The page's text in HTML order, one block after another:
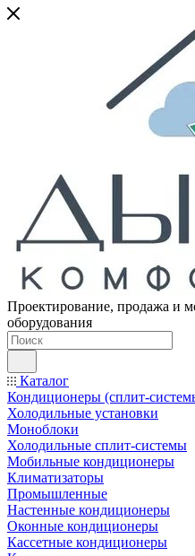
Проектирование, продажа и
оборудования
Каталог
Кондиционеры (сплит-
Холодильные установки
Моноблоки
Холодильные сплит-системы
Мобильные кондиционеры
Климатизаторы
Промышленные
Настенные кондиционеры
Оконные кондиционеры
Кассетные кондиционеры